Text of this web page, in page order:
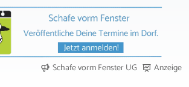
Schafe vorm Fenster UG Anzeige